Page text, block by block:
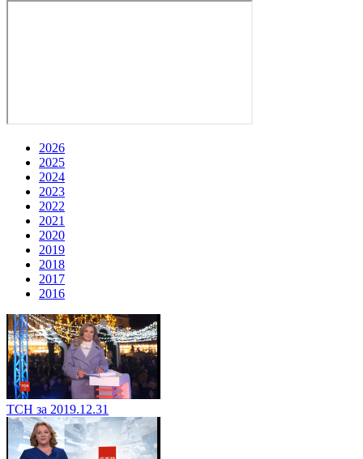
2026
2025
2024
2023
2022
2021
2020
2019
2018
2017
2016
ТСН за 2019.12.31